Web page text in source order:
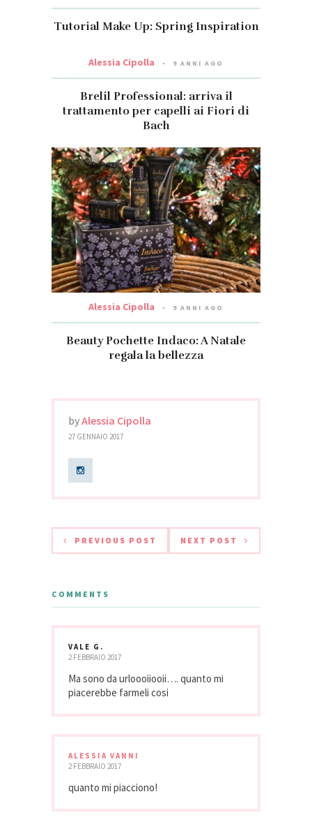
Tutorial Make Up: Spring Inspiration
Alessia Cipolla 9 ANNI AGO
Brelil Professional: arriva il
trattamento per capelli ai Fiori di
Bach
Alessia Cipolla 9 ANNI AGO
Beauty Pochette Indaco: A Natale
regala la bellezza
byAlessia Cipolla
27 GENNAIO 2017
PREVIOUS POST NEXT POST
COMMENTS
VALE G.
2 FEBBRAIO 2017
Ma sono da urloooiiooii…. quanto mi
piacerebbe farmeli cosi
ALESSIA VANNI
2 FEBBRAIO 2017
quanto mi piacciono!